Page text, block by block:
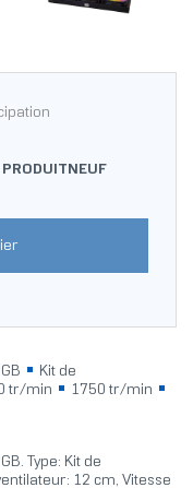
PRODUITNEUF
Kit de
tr/min
1750 tr/min
Type: Kit de
12 cm, Vitesse